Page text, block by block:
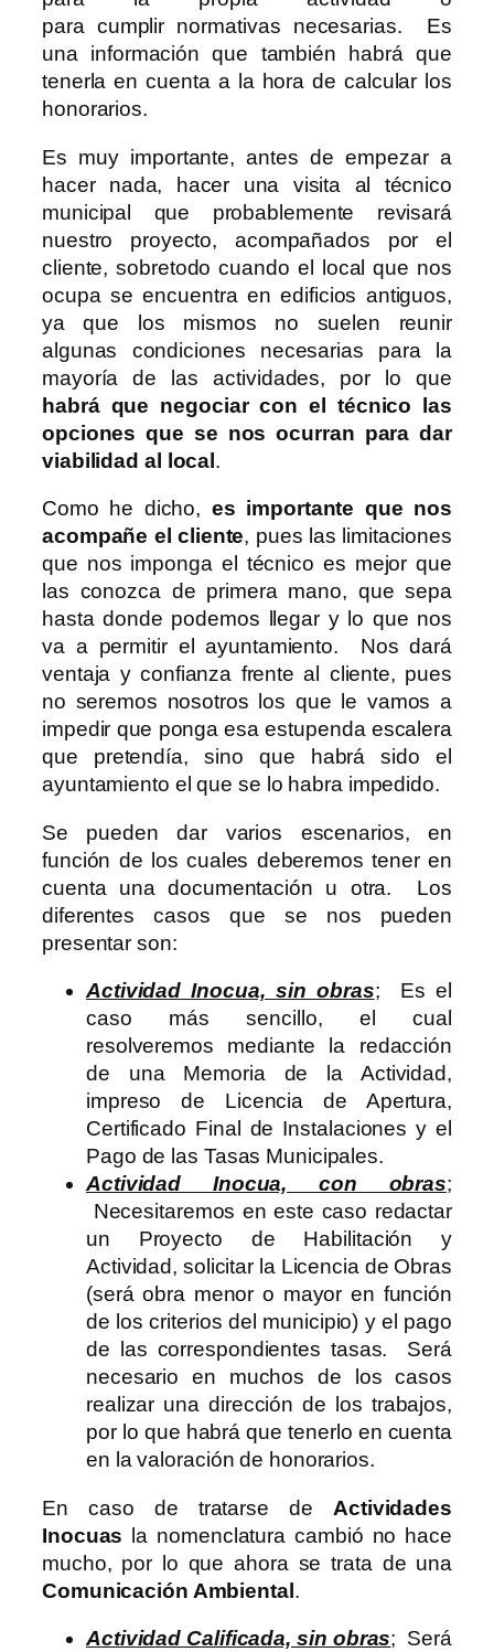
para cumplir normativas necesarias. Es
una información que también habrá que
tenerla en cuenta a la hora de calcular los
honorarios.
Es muy importante, antes de empezar a
hacer nada, hacer una visita al técnico
municipal que probablemente revisará
nuestro proyecto, acompañados por el
cliente, sobretodo cuando el local que nos
ocupa se encuentra en edificios antiguos,
ya que los mismos no suelen reunir
algunas condiciones necesarias para la
mayoría de las actividades, por lo que
habrá que negociar con el técnico las
opciones que se nos ocurran para dar
viabilidad al local .
Como he dicho, es importante que nos
acompañe el cliente, pues las limitaciones
que nos imponga el técnico es mejor que
las conozca de primera mano, que sepa
hasta donde podemos llegar y lo que nos
va a permitir el ayuntamiento. Nos dará
ventaja y confianza frente al cliente, pues
no seremos nosotros los que le vamos a
impedir que ponga esa estupenda escalera
que pretendía, sino que habrá sido el
ayuntamiento el que se lo habra impedido.
Se pueden dar varios escenarios, en
función de los cuales deberemos tener en
cuenta una documentación u otra. Los
diferentes casos que se nos pueden
presentar son:
Actividad Inocua, sin obras; Es el
caso más sencillo, el cual
resolveremos mediante la redacción
de una Memoria de la Actividad,
impreso de Licencia de Apertura,
Certificado Final de Instalaciones y el
Pago de las Tasas Municipales.
Actividad Inocua, con obras;
Necesitaremos en este caso redactar
un Proyecto de Habilitación y
Actividad, solicitar la Licencia de Obras
(será obra menor o mayor en función
de los criterios del municipio) y el pago
de las correspondientes tasas. Será
necesario en muchos de los casos
realizar una dirección de los trabajos,
por lo que habrá que tenerlo en cuenta
en la valoración de honorarios.
En caso de tratarse de Actividades
Inocuas la nomenclatura cambió no hace
mucho, por lo que ahora se trata de una
Comunicación Ambiental .
Actividad Calificada, sin obras; Será